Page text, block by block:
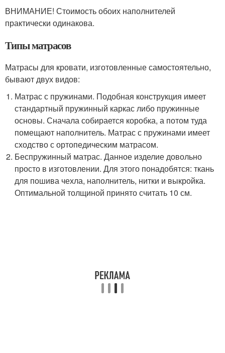
ВНИМАНИЕ! Стоимость обоих наполнителей
практически одинакова.
Типы матрасов
Матрасы для кровати, изготовленные самостоятельно,
бывают двух видов:
Матрас с пружинами. Подобная конструкция имеет
стандартный пружинный каркас либо пружинные
основы. Сначала собирается коробка, а потом туда
помещают наполнитель. Матрас с пружинами имеет
сходство с ортопедическим матрасом.
Беспружинный матрас. Данное изделие довольно
просто в изготовлении. Для этого понадобятся: ткань
для пошива чехла, наполнитель, нитки и выкройка.
Оптимальной толщиной принято считать 10 см.